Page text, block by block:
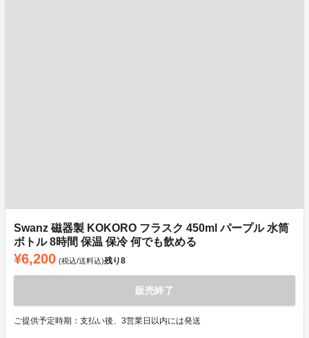
Swanz 磁器製 KOKORO フラスク 450ml パープル 水筒
ボトル 8時間 保温 保冷 何でも飲める
¥6,200 (税込/送料込)残り8
販売終了
ご提供予定時期：支払い後、3営業日以内には発送